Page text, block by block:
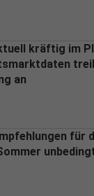
kräftig im
an
für